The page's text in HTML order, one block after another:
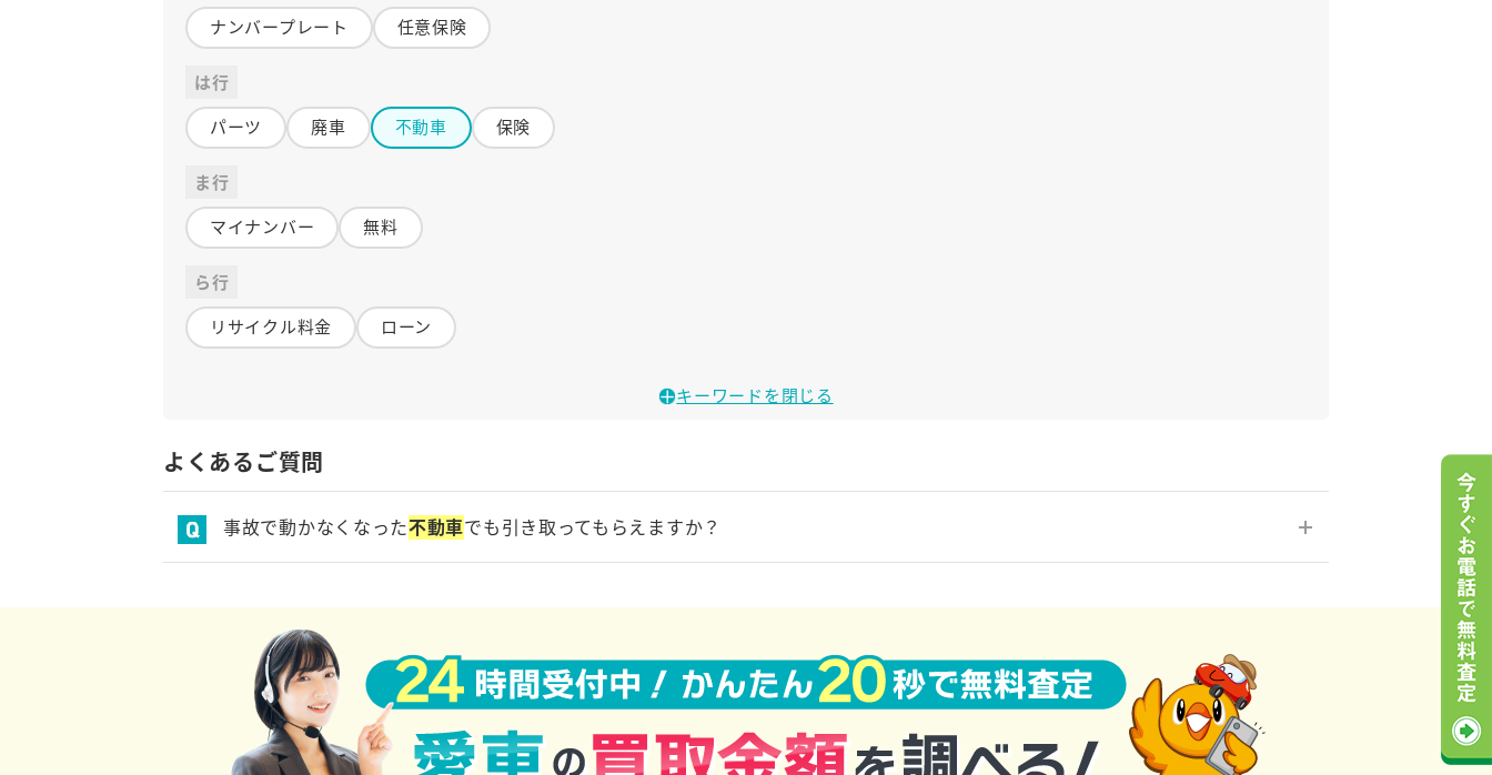
ナンバープレート
任意保険
は行
パーツ
廃車 不動車 保険
ま行
マイナンバー
無料
ら行
リサイクル料金
ローン
キーワードを閉じる
よくあるご質問
事故で動かなくなった不動車でも引き取ってもらえますか？